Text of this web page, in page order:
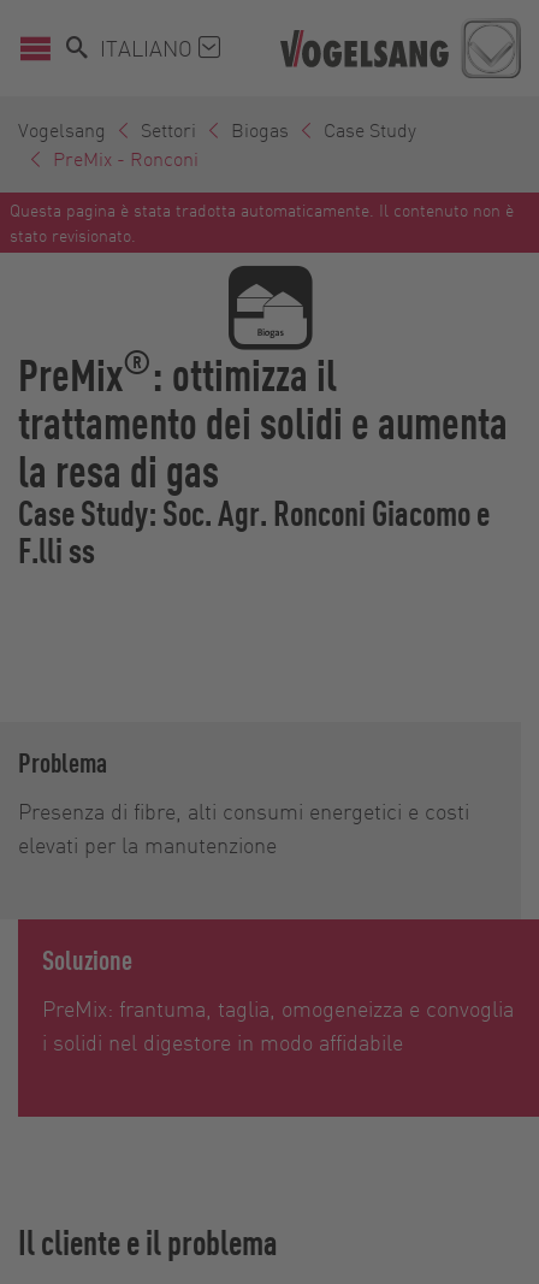
ITALIANO
Vogelsang Settori Biogas
Case Study
PreMix - Ronconi
Questa pagina è stata tradotta automaticamente. Il contenuto non è
stato revisionato.
PreMix®: ottimizza il
trattamento dei solidi e aumenta
la resa di gas
Case Study: Soc. Agr. Ronconi Giacomo e
F.lli ss
Problema
Presenza di fibre, alti consumi energetici e costi
elevati per la manutenzione
Soluzione
PreMix: frantuma, taglia, omogeneizza e convoglia
i solidi nel digestore in modo affidabile
Il cliente e il problema